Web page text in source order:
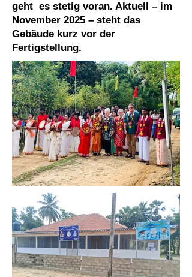
geht es stetig voran. Aktuell – im
November 2025 – steht das
Gebäude kurz vor der
Fertigstellung.